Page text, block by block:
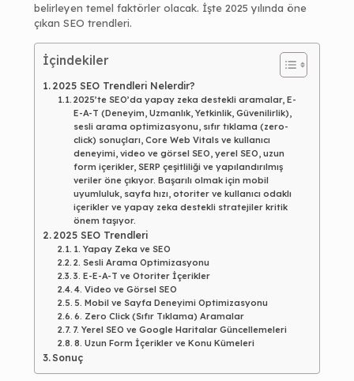
belirleyen temel faktörler olacak. İşte 2025 yılında öne
çıkan SEO trendleri.
İçindekiler
2025 SEO Trendleri Nelerdir?
2025’te SEO’da yapay zeka destekli aramalar, E-
E-A-T (Deneyim, Uzmanlık, Yetkinlik, Güvenilirlik),
sesli arama optimizasyonu, sıfır tıklama (zero-
click) sonuçları, Core Web Vitals ve kullanıcı
deneyimi, video ve görsel SEO, yerel SEO, uzun
form içerikler, SERP çeşitliliği ve yapılandırılmış
veriler öne çıkıyor. Başarılı olmak için mobil
uyumluluk, sayfa hızı, otoriter ve kullanıcı odaklı
içerikler ve yapay zeka destekli stratejiler kritik
önem taşıyor.
2025 SEO Trendleri
1. Yapay Zeka ve SEO
2. Sesli Arama Optimizasyonu
3. E-E-A-T ve Otoriter İçerikler
4. Video ve Görsel SEO
5. Mobil ve Sayfa Deneyimi Optimizasyonu
6. Zero Click (Sıfır Tıklama) Aramalar
7. Yerel SEO ve Google Haritalar Güncellemeleri
8. Uzun Form İçerikler ve Konu Kümeleri
Sonuç